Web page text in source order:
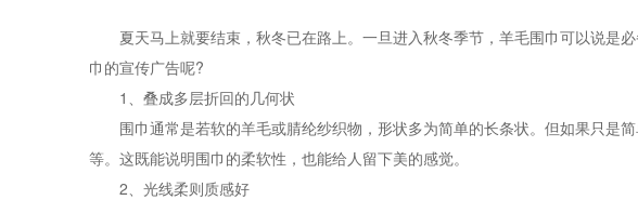
夏天马上就要结束，秋冬已在路上。一旦进入秋冬季节，羊毛围巾可以说是必
巾的宣传广告呢?
1、叠成多层折回的几何状
围巾通常是若软的羊毛或腈纶纱织物，形状多为简单的长条状。但如果只是
等。这既能说明围巾的柔软性，也能给人留下美的感觉。
2、光线柔则质感好